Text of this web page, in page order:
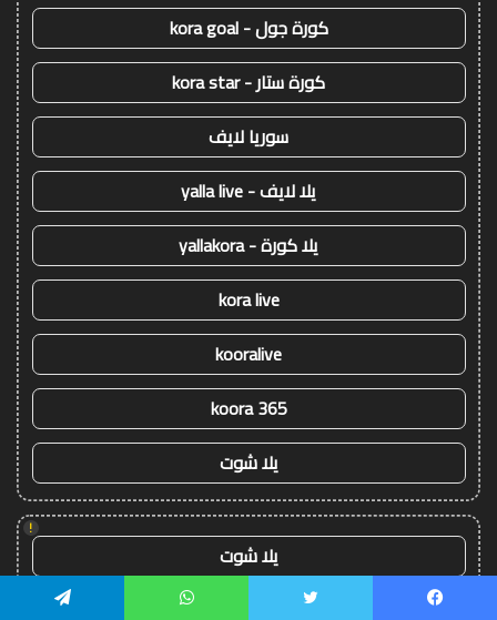
كورة جول - kora goal
كورة ستار - kora star
سوريا لايف
يلا لايف - yalla live
يلا كورة - yallakora
kora live
kooralive
koora 365
يلا شوت
!
يلا شوت
كورة ستار - koora-star